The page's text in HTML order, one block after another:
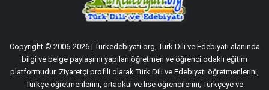
Copyright © 2006-2026 | Turkedebiyati.org, Türk Dili ve Edebiyatı alanında
bilgi ve belge paylaşımı yapılan öğretmen ve öğrenci odaklı eğitim
platformudur. Ziyaretçi profili olarak Türk Dili ve Edebiyatı öğretmenlerini,
Türkçe öğretmenlerini, ortaokul ve lise öğrencilerini; Türkçeye ve